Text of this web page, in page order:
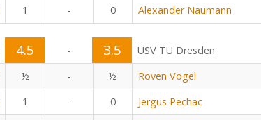
1 - 0 Alexander Naumann
4.5 - 3.5
USV TU Dresden
½ - ½ Roven Vogel
1 - 0 Jergus Pechac